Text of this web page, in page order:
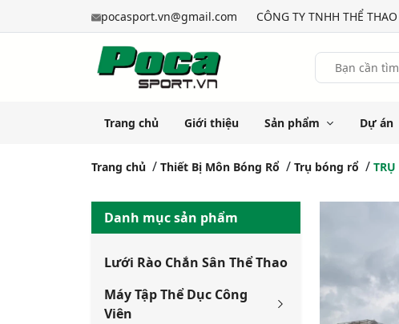
pocasport.vn@gmail.com CÔNG TY TNHH THỂ
Trang chủ Giới thiệu Sản phẩm Dự án
Trang chủ Thiết Bị Môn Bóng Rổ Trụ bóng rổ
Danh mục sản phẩm
Lưới Rào Chắn Sân Thể Thao
Máy Tập Thể Dục Công
Viên